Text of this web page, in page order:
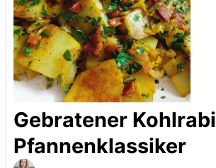
Gebratener Kohlrabi
Pfannenklassiker